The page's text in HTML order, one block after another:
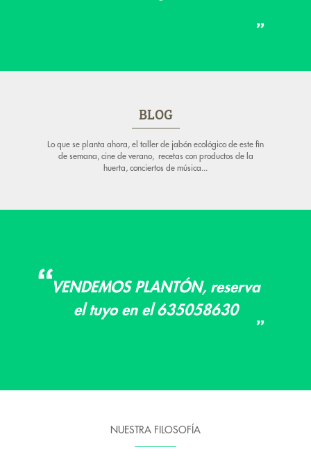
BLOG
Lo que se planta ahora, el taller de jabón ecológico de este fin
de semana, cine de verano, recetas con productos de la
huerta, conciertos de música...
VENDEMOS PLANTÓN, reserva
el tuyo en el 635058630
NUESTRA FILOSOFÍA